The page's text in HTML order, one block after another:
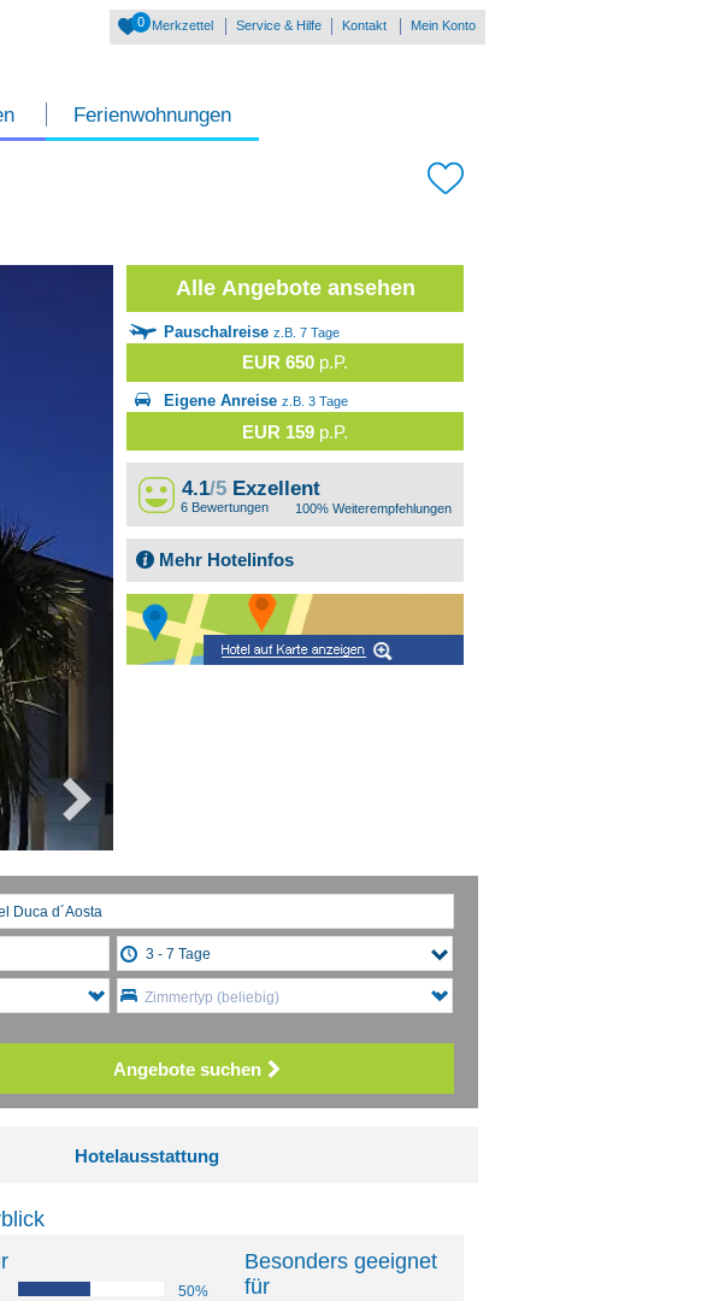
Ferienwohnungen
0 Merkzettel Service & Hilfe Kontakt Mein Konto
Alle Angebote ansehen
Pauschalreise z.B. 7 Tage
EUR 650 p.P.
Eigene Anreise z.B. 3 Tage
EUR 159 p.P.
4.1/5 Exzellent
6 Bewertungen 100% Weiterempfehlungen
Mehr Hotelinfos
Zimmertyp (beliebig)
Angebote suchen
Hotelausstattung
50%
Besonders geeignet
für